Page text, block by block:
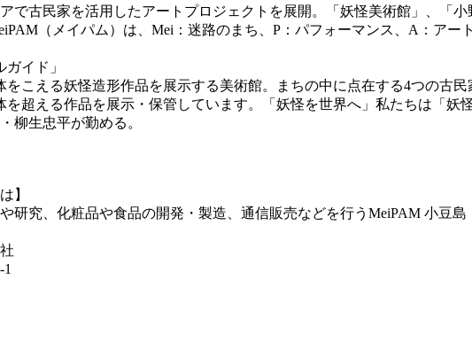
で古民家を活用したアートプロジェクトを展開。「妖怪美術館」、「
（メイパム）は、Mei：迷路のまち、P：パフォーマンス、A：アー
をこえる妖怪造形作品を展示する美術館。まちの中に点在する4つの古
を超える作品を展示・保管しています。「妖怪を世界へ」私たちは「
柳生忠平が勤める。
】
研究、化粧品や食品の開発・製造、通信販売などを行うMeiPAM 小豆